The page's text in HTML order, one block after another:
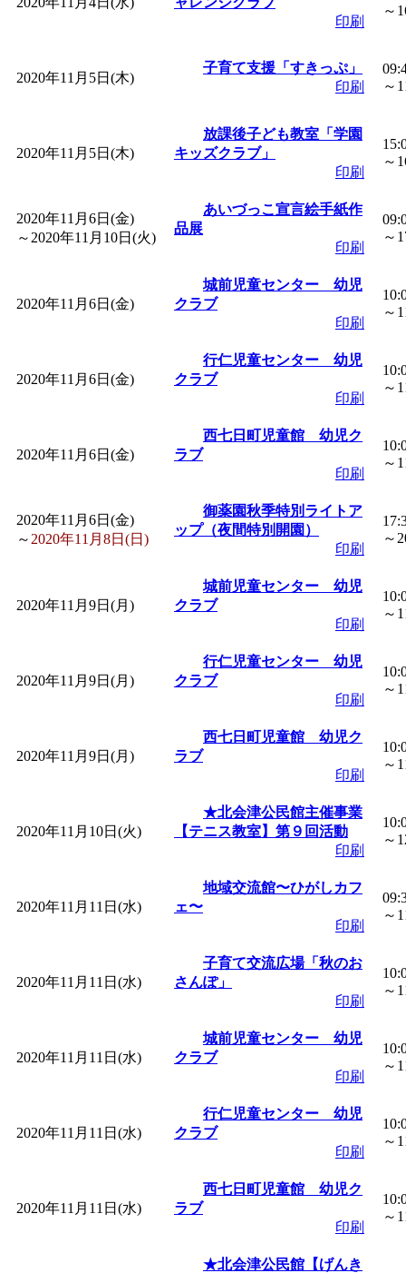
「子育て交流広場「
間：2026/07/13～2026/
子育て交流広場「
間：2026/08/10～2026/
「赤ちゃん子育て講
付期間：2026/08/10～
「赤ちゃん子育て講
付期間：2026/08/10～
まだまだ暑い！コ
レクリエーション 障
ットせよ！」 受付期
皆鶴姫のこびる塾
～」 受付期間：～
子育て交流広場「
間：2026/08/10～
「赤ちゃん交流広場
間：2026/08/10～
みなづる号乗車体
de 健康づくり」」 受
堂島地区歴史ウオ
す」 受付期間：～
「みなづる号乗車体
de 健康づくり」」 受
「皆鶴姫のこびる塾
～」 受付期間：～
みなづる号乗車体
印刷
～
2020年11月5日(木)
子育て支援「すきっぷ」
印刷
～
2020年11月5日(木)
放課後子ども教室「学園
キッズクラブ」
印刷
～
2020年11月6日(金)
～ 2020年11月10日(火)
あいづっこ宣言絵手紙作
品展
印刷
～
2020年11月6日(金)
城前児童センター 幼児
クラブ
印刷
～
2020年11月6日(金)
行仁児童センター 幼児
クラブ
印刷
～
2020年11月6日(金)
西七日町児童館 幼児ク
ラブ
印刷
～
2020年11月6日(金)
～ 2020年11月8日(日)
御薬園秋季特別ライトア
ップ（夜間特別開園）
印刷
～
2020年11月9日(月)
城前児童センター 幼児
クラブ
印刷
～
2020年11月9日(月)
行仁児童センター 幼児
クラブ
印刷
～
2020年11月9日(月)
西七日町児童館 幼児ク
ラブ
印刷
～
2020年11月10日(火)
★北会津公民館主催事業
【テニス教室】第９回活動
印刷
～
2020年11月11日(水)
地域交流館〜ひがしカフ
ェ〜
印刷
～
2020年11月11日(水)
子育て交流広場「秋のお
さんぽ」
印刷
～
2020年11月11日(水)
城前児童センター 幼児
クラブ
印刷
～
2020年11月11日(水)
行仁児童センター 幼児
クラブ
印刷
～
2020年11月11日(水)
西七日町児童館 幼児ク
ラブ
印刷
～
★北会津公民館【げんき